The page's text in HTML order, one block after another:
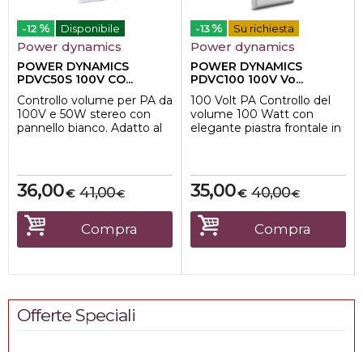
-12 % Disponibile
Power dynamics
POWER DYNAMICS
PDVC50S 100V CO...
Controllo volume per PA da
100V e 50W stereo con
pannello bianco. Adatto al
€
36,00 €
41,00
Compra
-13 % Su richiesta
Power dynamics
POWER DYNAMICS
PDVC100 100V Vo...
100 Volt PA Controllo del
volume 100 Watt con
elegante piastra frontale in
€
35,00 €
40,00
Compra
Offerte Speciali